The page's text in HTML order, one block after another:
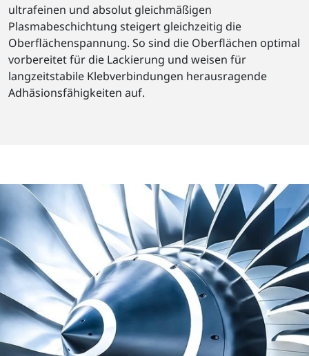
ultrafeinen und absolut gleichmäßigen
Plasmabeschichtung steigert gleichzeitig die
Oberflächenspannung. So sind die Oberflächen optimal
vorbereitet für die Lackierung und weisen für
langzeitstabile Klebverbindungen herausragende
Adhäsionsfähigkeiten auf.